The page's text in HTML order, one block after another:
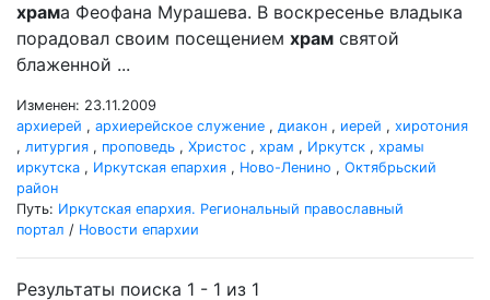
храма Феофана Мурашева. В воскресенье владыка
порадовал своим посещением храм святой
блаженной ...
Изменен: 23.11.2009
архиерей , архиерейское служение , диакон , иерей , хиротония
, литургия , проповедь , Христос , храм , Иркутск , храмы
иркутска , Иркутская епархия , Ново-Ленино , Октябрьский
район
Путь: Иркутская епархия. Региональный православный
портал / Новости епархии
Результаты поиска 1 - 1 из 1